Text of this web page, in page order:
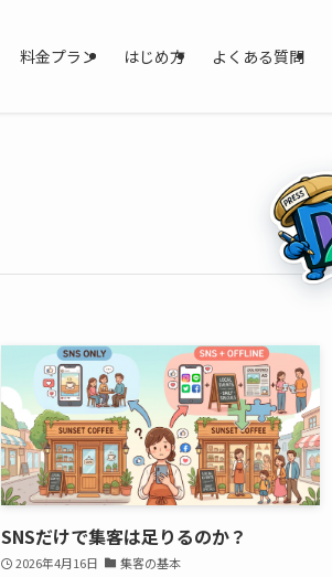
料金プラン はじめ方 よくある質問
SNSだけで集客は足りるのか？
2026年4月16日 集客の基本